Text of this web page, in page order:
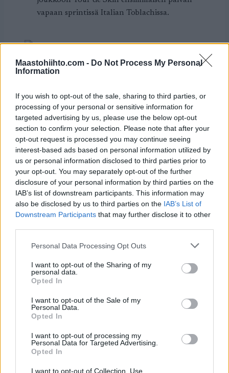
Maastohiihto.com - Do Not Process My Personal
Information
If you wish to opt-out of the sale, sharing to third parties, or
processing of your personal or sensitive information for
targeted advertising by us, please use the below opt-out
section to confirm your selection. Please note that after your
opt-out request is processed you may continue seeing
interest-based ads based on personal information utilized by
us or personal information disclosed to third parties prior to
your opt-out. You may separately opt-out of the further
disclosure of your personal information by third parties on the
IAB’s list of downstream participants. This information may
also be disclosed by us to third parties on the IAB’s List of
Downstream Participants that may further disclose it to other
Please note that this website/app uses one or more Google
not limited to your visit or usage behaviour. You may click to
grant or deny consent to Google and its third-party tags to
use your data for below specified purposes in below Google
consent section.
Personal Data Processing Opt Outs
I want to opt-out of the Sharing of my
personal data.
Opted In
I want to opt-out of the Sale of my
Personal Data.
Opted In
I want to opt-out of processing my
Personal Data for Targeted Advertising.
Opted In
I want to opt-out of Collection, Use,
vapaan sprintissä Italian Toblachissa.
Maastohiihto
Vuorinen jatkoon ja Mäki
putosi Toblacin sprintissä
TEKIJÄTEEMU VIRTANEN 30.12.2023
Suomalaishiihtäjistä vain Lauri Vuorinen pääsi
jatkoon Toblachin sprintissä.
Lauri Vuorinen taisteli,
mutta ei päässyt finaaliin
TEKIJÄ
Lauri Vuorinen sijoittui seitsemänneksi miesten
sprinttihiihdossa Toblachissa Tour de Skin
avauspäivänä.